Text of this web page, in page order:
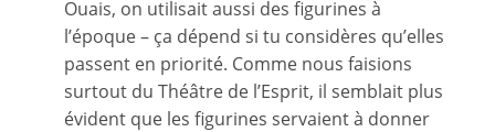
Ouais, on utilisait aussi des figurines à
l’époque – ça dépend si tu considères qu’elles
passent en priorité. Comme nous faisions
surtout du Théâtre de l’Esprit, il semblait plus
évident que les figurines servaient à donner